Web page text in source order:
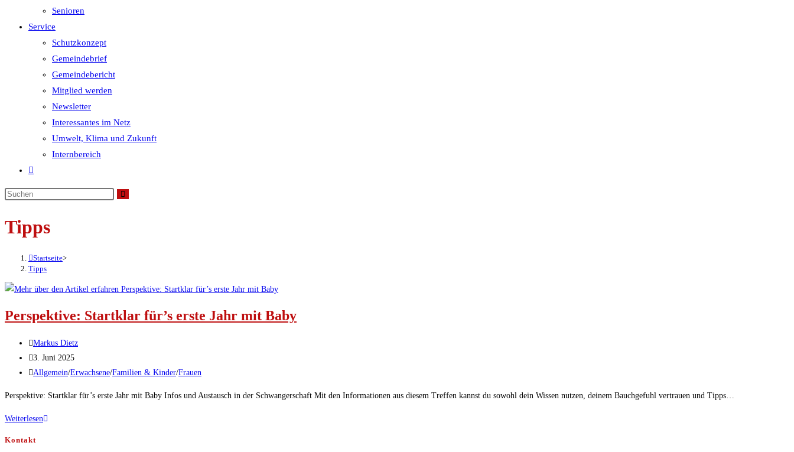
Senioren
Service
Schutzkonzept
Gemeindebrief
Gemeindebericht
Mitglied werden
Newsletter
Interessantes im Netz
Umwelt, Klima und Zukunft
Internbereich
Website-
umschalten
Tipps
Startseite>
Tipps
Perspektive: Startklar für’s erste Jahr mit Baby
Beitrags-
Autor:
Markus Dietz
Beitrag
veröffentlicht:
3. Juni 2025
Beitrags-
Allgemein/Erwachsene/Familien & Kinder/Frauen
Perspektive: Startklar für’s erste Jahr mit Baby Infos und Austausch in der Schwangerschaft Mit den Informationen aus diesem Treffen kannst du sowohl dein Wissen nutzen, deinem Bauchgefuhl vertrauen und Tipps…
WeiterlesenPerspektive:
Kontakt